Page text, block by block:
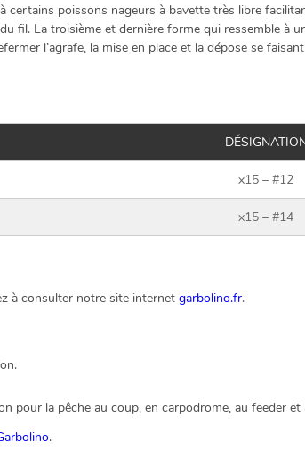
certains poissons nageurs à bavette très libre
fil. La troisième et dernière forme qui ressemble à
l’agrafe, la mise en place et la dépose se
x15 – #12
x15 – #14
à consulter notre site internet garbolino.fr.
pour la pêche au coup, en carpodrome, au feeder et
.